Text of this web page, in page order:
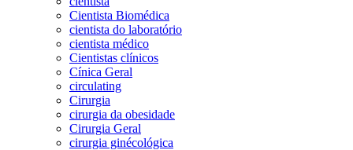
Cientista Biomédica
cientista do laboratório
cientista médico
Cientistas clínicos
Cínica Geral
circulating
Cirurgia
cirurgia da obesidade
Cirurgia Geral
cirurgia ginécológica